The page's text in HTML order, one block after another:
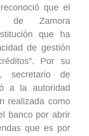
que el
de Zamora
que ha
de gestión
Por su
secretario de
a la autoridad
realizada como
banco por abrir
que es por